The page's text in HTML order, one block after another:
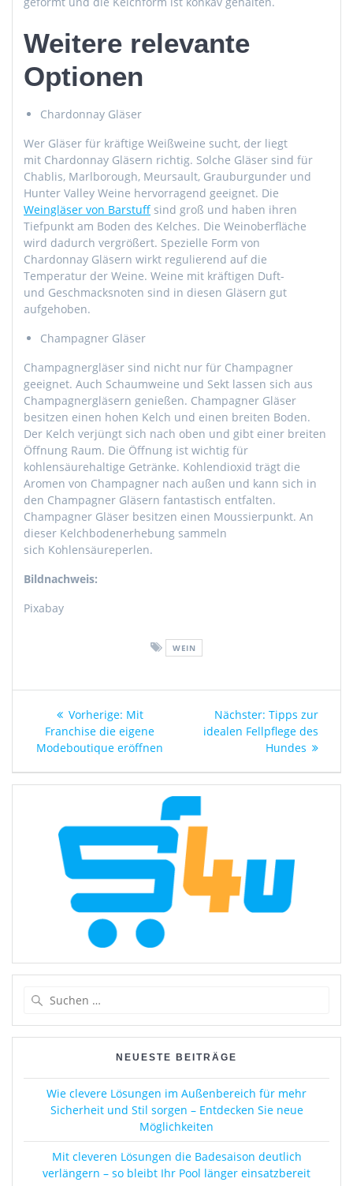
Weitere relevante
Optionen
Chardonnay Gläser
Wer Gläser für kräftige Weißweine sucht, der liegt
mit Chardonnay Gläsern richtig. Solche Gläser sind für
Chablis, Marlborough, Meursault, Grauburgunder und
Hunter Valley Weine hervorragend geeignet. Die
Weingläser von Barstuff sind groß und haben ihren
Tiefpunkt am Boden des Kelches. Die Weinoberfläche
wird dadurch vergrößert. Spezielle Form von
Chardonnay Gläsern wirkt regulierend auf die
Temperatur der Weine. Weine mit kräftigen Duft-
und Geschmacksnoten sind in diesen Gläsern gut
aufgehoben.
Champagner Gläser
Champagnergläser sind nicht nur für Champagner
geeignet. Auch Schaumweine und Sekt lassen sich aus
Champagnergläsern genießen. Champagner Gläser
besitzen einen hohen Kelch und einen breiten Boden.
Der Kelch verjüngt sich nach oben und gibt einer breiten
Öffnung Raum. Die Öffnung ist wichtig für
kohlensäurehaltige Getränke. Kohlendioxid trägt die
Aromen von Champagner nach außen und kann sich in
den Champagner Gläsern fantastisch entfalten.
Champagner Gläser besitzen einen Moussierpunkt. An
dieser Kelchbodenerhebung sammeln
sich Kohlensäureperlen.
Bildnachweis:
Pixabay
WEIN
Beitragsnavigation
Vorherige: Vorheriger
Beitrag:
Mit
Franchise die eigene
Modeboutique eröffnen
Nächster: Nächster
Beitrag:
Tipps zur
idealen Fellpflege des
Hundes
NEUESTE BEITRÄGE
Wie clevere Lösungen im Außenbereich für mehr
Sicherheit und Stil sorgen – Entdecken Sie neue
Möglichkeiten
Mit cleveren Lösungen die Badesaison deutlich
verlängern – so bleibt Ihr Pool länger einsatzbereit